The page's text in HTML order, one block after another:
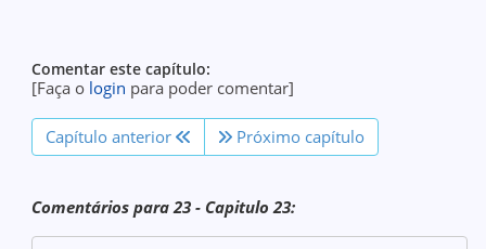
Comentar este capítulo:
[Faça o login para poder comentar]
Capítulo anterior Próximo capítulo
Comentários para 23 - Capitulo 23: